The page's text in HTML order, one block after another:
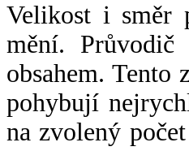
Velikost i směr
mění.
obsahem. Tento
pohybují
na zvolený